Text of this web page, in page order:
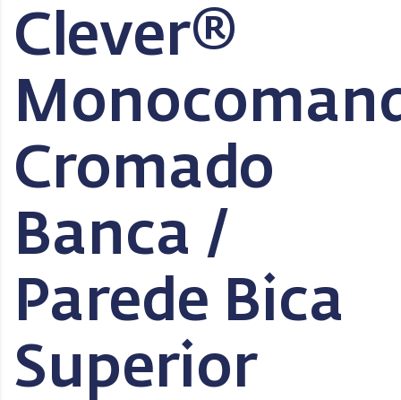
Clever®
Cromado
Banca /
Parede Bica
Superior